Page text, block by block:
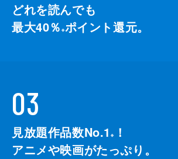
どれを読んでも
最大40％ ※ポイント還元。
03
見放題作品数No.1 ※
！
アニメや映画がたっぷり。